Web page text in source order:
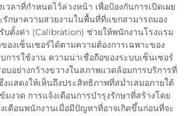
วลาที่กำหนดไว้ล่วงหน้า เพื่อป้องกันการเปิดเผย
รักษาความสวยงามในพื้นที่ที่แขกสามารถมอง
บตั้งค่า (Calibration) ช่วยให้พนักงานโรงแรม
องเซ็นเซอร์ได้ตามความต้องการเฉพาะของ
ารใช้งาน ความน่าเชื่อถือของระบบเซ็นเซอร์
บอย่างกว้างขวางในสภาพแวดล้อมการบริการที่
แสดงให้เห็นถึงประสิทธิภาพที่สม่ำเสมอภายใต้
มงวด การแจ้งเตือนการบำรุงรักษาที่สร้างโดย
เตือนพนักงานเมื่อมีปัญหาที่อาจเกิดขึ้นก่อนที่จะ